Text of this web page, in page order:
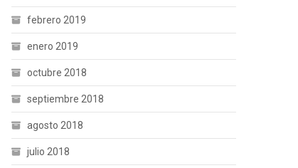
febrero 2019
enero 2019
octubre 2018
septiembre 2018
agosto 2018
julio 2018